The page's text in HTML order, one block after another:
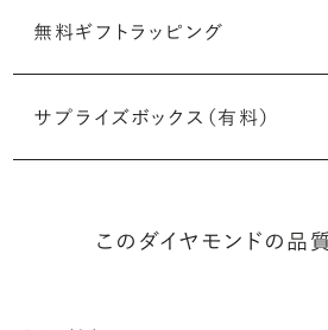
無料ギフトラッピング
サプライズボックス（有料）
このダイヤモンドの品